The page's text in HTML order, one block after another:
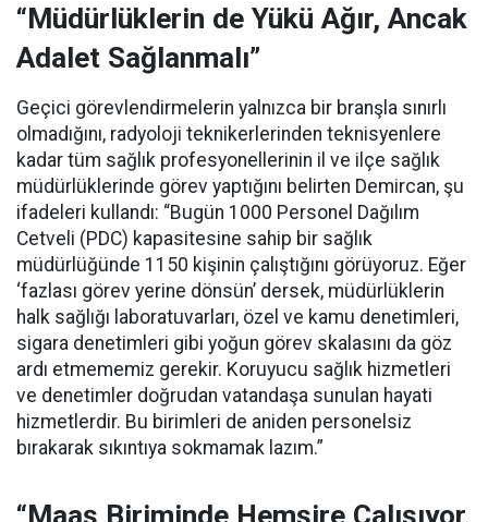
“Müdürlüklerin de Yükü Ağır, Ancak
Adalet Sağlanmalı”
Geçici görevlendirmelerin yalnızca bir branşla sınırlı
olmadığını, radyoloji teknikerlerinden teknisyenlere
kadar tüm sağlık profesyonellerinin il ve ilçe sağlık
müdürlüklerinde görev yaptığını belirten Demircan, şu
ifadeleri kullandı: “Bugün 1000 Personel Dağılım
Cetveli (PDC) kapasitesine sahip bir sağlık
müdürlüğünde 1150 kişinin çalıştığını görüyoruz. Eğer
‘fazlası görev yerine dönsün’ dersek, müdürlüklerin
halk sağlığı laboratuvarları, özel ve kamu denetimleri,
sigara denetimleri gibi yoğun görev skalasını da göz
ardı etmememiz gerekir. Koruyucu sağlık hizmetleri
ve denetimler doğrudan vatandaşa sunulan hayati
hizmetlerdir. Bu birimleri de aniden personelsiz
bırakarak sıkıntıya sokmamak lazım.”
“Maaş Biriminde Hemşire Çalışıyor,